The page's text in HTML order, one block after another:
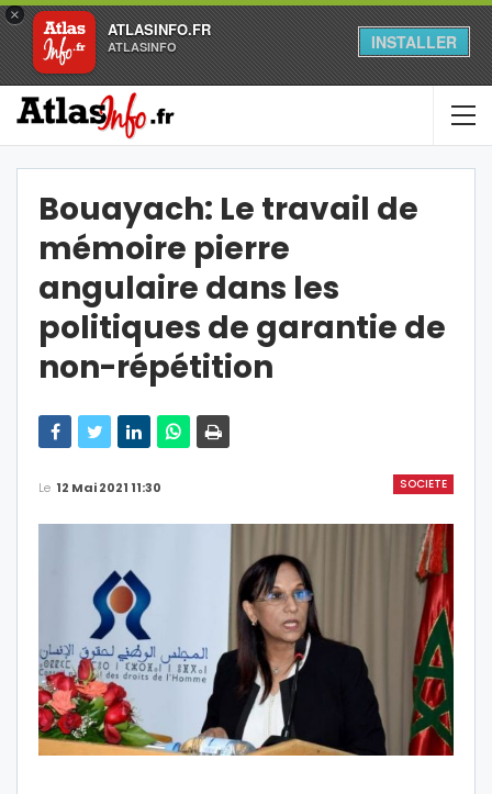
×
ATLASINFO.FR
ATLASINFO INSTALLER
Bouayach: Le travail de
mémoire pierre
angulaire dans les
politiques de garantie de
non-répétition
SOCIETE
Le 12 Mai 2021 11:30